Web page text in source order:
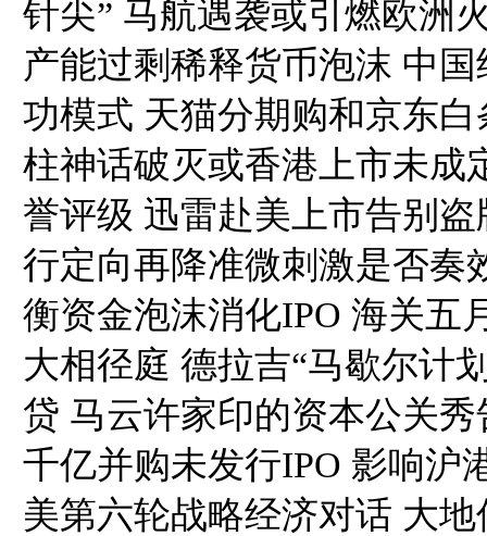
针尖” 马航遇袭或引燃欧洲
产能过剩稀释货币泡沫 中
功模式 天猫分期购和京东
柱神话破灭或香港上市未成
誉评级 迅雷赴美上市告别
行定向再降准微刺激是否奏
衡资金泡沫消化IPO 海关五
大相径庭 德拉吉“马歇尔计
贷 马云许家印的资本公关
千亿并购未发行IPO 影响沪
美第六轮战略经济对话 大